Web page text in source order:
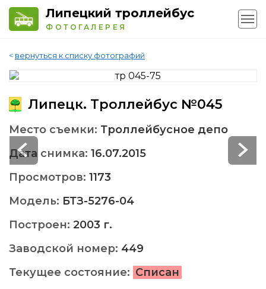
Липецкий троллейбус
ФОТОГАЛЕРЕЯ
< вернуться к списку фотографий
Липецк. Троллейбус №045
Место съемки: Троллейбусное депо
Дата снимка: 16.07.2015
Просмотров: 1173
Модель: БТЗ-5276-04
Построен: 2003 г.
Заводской номер: 449
Текущее состояние: Списан